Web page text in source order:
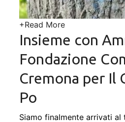
+Read More
Insieme con
Fondazione
Cremona per Il
Po
Siamo finalmente arrivati